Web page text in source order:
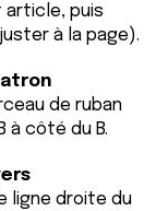
article, puis
à la page).
de ruban
à côté du B.
ligne droite du